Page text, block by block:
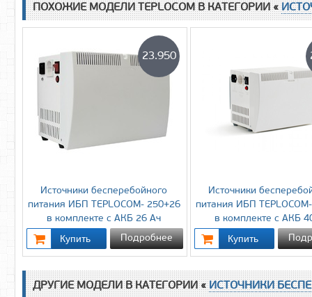
ПОХОЖИЕ МОДЕЛИ TEPLOCOM В КАТЕГОРИИ «
Источники бесперебойного
питания ИБП TEPLOCOM- 250+26
в комплекте с АКБ 26 Ач
23.950
Подробнее
Источники
питания ИБП
в комплекте с АКБ
ДРУГИЕ МОДЕЛИ В КАТЕГОРИИ «ИСТОЧНИКИ